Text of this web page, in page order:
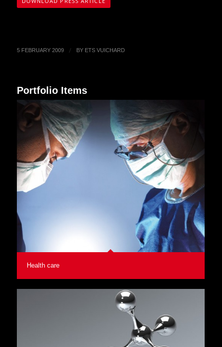
5 FEBRUARY 2009 / BY ETS VUICHARD
Portfolio Items
Health care